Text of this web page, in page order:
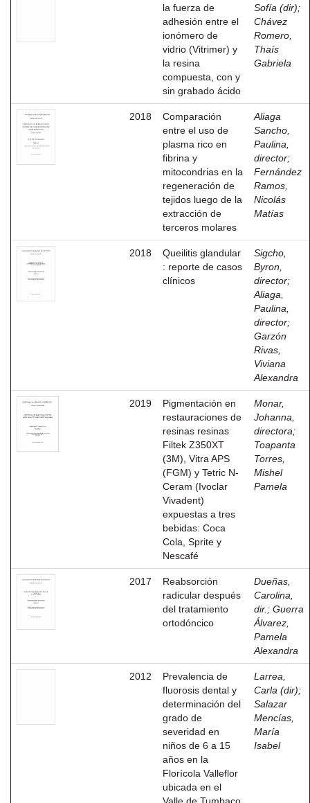
la fuerza de
adhesión entre el
ionómero de
vidrio (Vitrimer) y
la resina
compuesta, con y
sin grabado ácido
Sofía (dir);
Chávez
Romero,
Thaís
Gabriela
2018
Comparación
entre el uso de
plasma rico en
fibrina y
mitocondrias en la
regeneración de
tejidos luego de la
extracción de
terceros molares
Aliaga
Sancho,
Paulina,
director;
Fernández
Ramos,
Nicolás
Matías
2018
Queilitis glandular
: reporte de casos
clínicos
Sigcho,
Byron,
director;
Aliaga,
Paulina,
director;
Garzón
Rivas,
Viviana
Alexandra
2019
Pigmentación en
restauraciones de
resinas resinas
Filtek Z350XT
(3M), Vitra APS
(FGM) y Tetric N-
Ceram (Ivoclar
Vivadent)
expuestas a tres
bebidas: Coca
Cola, Sprite y
Nescafé
Monar,
Johanna,
directora;
Toapanta
Torres,
Mishel
Pamela
2017
Reabsorción
radicular después
del tratamiento
ortodóncico
Dueñas,
Carolina,
dir. ; Guerra
Álvarez,
Pamela
Alexandra
2012
Prevalencia de
fluorosis dental y
determinación del
grado de
severidad en
niños de 6 a 15
años en la
Florícola Valleflor
ubicada en el
Larrea,
Carla (dir);
Salazar
Mencías,
María
Isabel